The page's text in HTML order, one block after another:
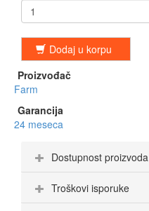
Dodaj u korpu
Proizvođač
Farm
Garancija
24 meseca
Dostupnost proizvoda
Troškovi isporuke